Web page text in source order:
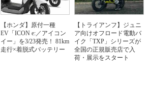
【ホンダ】原付一種
EV「ICON e:／アイコン
イー」を3/23発売！ 81km
走行×着脱式バッテリー
【トライアンフ】ジュニ
ア向けオフロード電動バ
イク「TXP」シリーズが
全国の正規販売店で入
荷・展示をスタート